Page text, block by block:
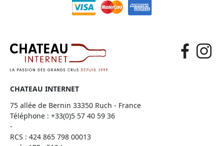
CHATEAU INTERNET
75 allée de Bernin 33350 Ruch - France
Téléphone : +33(0)5 57 40 59 36
-
RCS : 424 865 798 00013